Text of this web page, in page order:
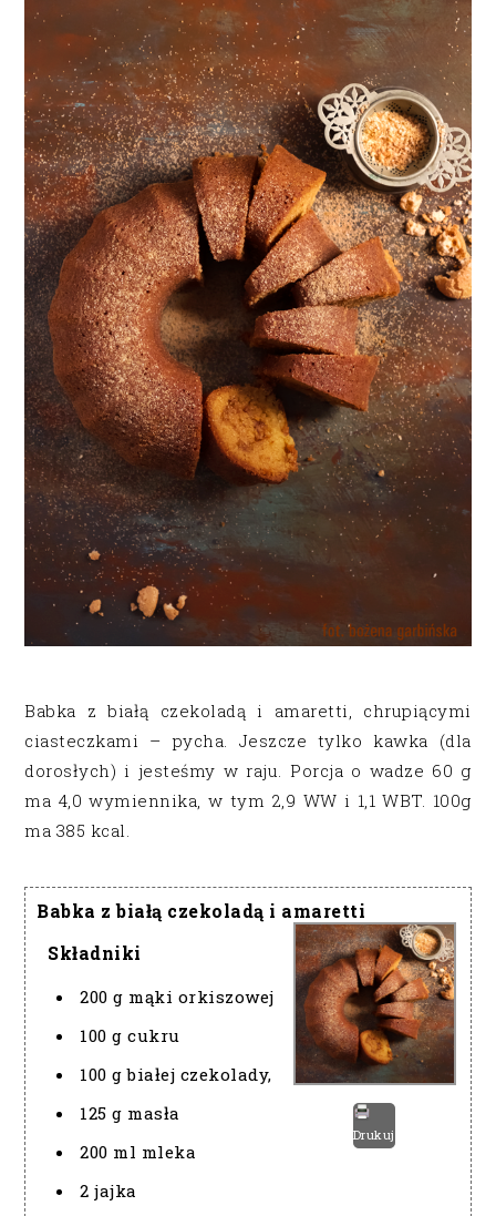
Babka z białą czekoladą i amaretti, chrupiącymi
ciasteczkami – pycha. Jeszcze tylko kawka (dla
dorosłych) i jesteśmy w raju. Porcja o wadze 60 g
ma 4,0 wymiennika, w tym 2,9 WW i 1,1 WBT. 100g
ma 385 kcal.
Babka z białą czekoladą i amaretti
Drukuj
Składniki
200 g mąki orkiszowej
100 g cukru
100 g białej czekolady,
125 g masła
200 ml mleka
2 jajka